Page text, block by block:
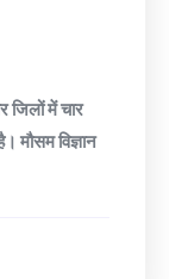
जिलों में चार
मौसम विज्ञान